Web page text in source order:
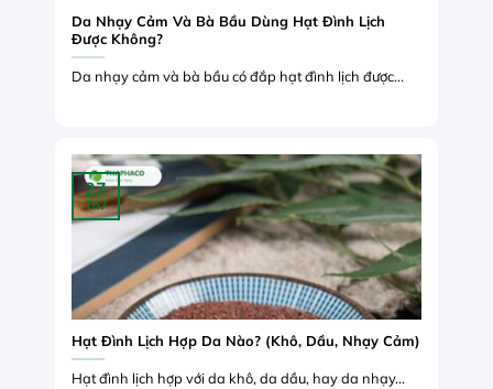
Da Nhạy Cảm Và Bà Bầu Dùng Hạt Đình Lịch
Được Không?
Da nhạy cảm và bà bầu có đắp hạt đình lịch được...
Hạt Đình Lịch Hợp Da Nào? (Khô, Dầu, Nhạy Cảm)
Hạt đình lịch hợp với da khô, da dầu, hay da nhạy...
27
Th7